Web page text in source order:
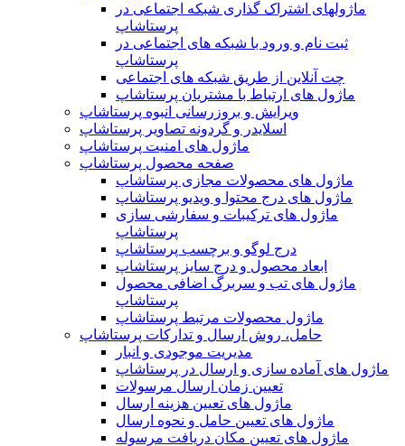
ماژولهای اشتراک‌ گذاری شبکه اجتماعی در
پرستاشاپ
ثبت نام و ورود با شبکه های اجتماعی در
پرستاشاپ
چت آنلاین از طریق شبکه های اجتماعی
ماژول های ارتباط با مشتریان پرستاشاپ
ویرایش و بروزرسانی انبوه پرستاشاپ
اسلایدر و گردونه تصاویر پرستاشاپ
ماژول های امنیت پرستاشاپ
صفحه محصول پرستاشاپ
ماژول های محصولات مجازی پرستاشاپ
ماژول های درج محتوا و ویدیو پرستاشاپ
ماژول های ترکیبات و سفارشی سازی
پرستاشاپ
درج لوگو و برچسب پرستاشاپ
ابعاد محصول و درج سایز پرستاشاپ
ماژول های تب و سربرگ اضافی محصول
پرستاشاپ
ماژول محصولات مرتبط پرستاشاپ
حامل، روش ارسال و تدارکات پرستاشاپ
مدیریت موجودی و انبار
ماژول های آماده سازی و ارسال در پرستاشاپ
تعیین زمان ارسال مرسولات
ماژول های تعیین هزینه ارسال
ماژول های تعیین حامل و نحوه ارسال
ماژول های تعیین مکان دریافت مرسوله